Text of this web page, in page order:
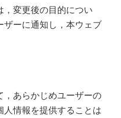
変更後の目的につい
ザーに通知し，本ウェブ
，あらかじめユーザーの
情報を提供することは